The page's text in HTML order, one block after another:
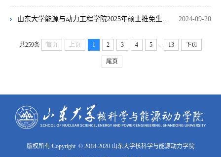
2024-09-20
山东大学能源与动力工程学院2025年硕士推免生复试工作安排
共259条 首页 上页 1 2 3 4 5 ... 13 下页
尾页
版权所有:Copyright © 2018-2020 山东大学核科学与能源动力学院